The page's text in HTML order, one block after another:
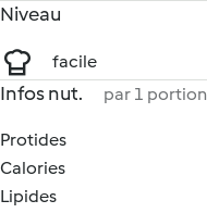
Niveau
facile
Infos nut. par 1 portion
Protides
Calories
Lipides